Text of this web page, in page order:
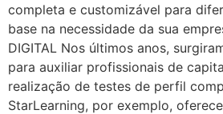
completa e customizável para
base na necessidade da sua
DIGITAL Nos últimos anos,
para auxiliar profissionais de
realização de testes de perfil
StarLearning, por exemplo,